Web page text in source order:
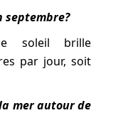
septembre?
soleil brille
par jour, soit
mer autour de